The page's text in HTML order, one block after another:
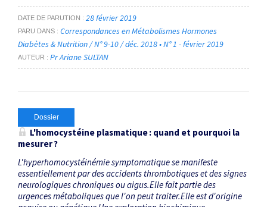
DATE DE PARUTION 28 février 2019
PARU DANS
Correspondances en Métabolismes Hormones
Diabètes & Nutrition / N° 9-10 / déc. 2018 • N° 1 - février 2019
AUTEUR Pr Ariane SULTAN
Dossier
L'homocystéine plasmatique : quand et pourquoi la
mesurer ?
L'hyperhomocystéinémie symptomatique se manifeste
essentiellement par des accidents thrombotiques et des signes
neurologiques chroniques ou aigus.Elle fait partie des
urgences métaboliques que l'on peut traiter.Elle est d'origine